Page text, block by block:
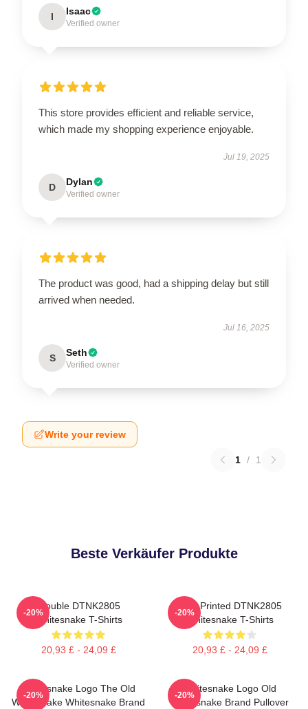
I Isaac
Verified owner
This store provides efficient and reliable service,
which made my shopping experience enjoyable.
Jul 19, 2025
D Dylan
Verified owner
The product was good, had a shipping delay but still
arrived when needed.
Jul 16, 2025
S Seth
Verified owner
Write your review
1 / 1
Beste Verkäufer Produkte
Trouble DTNK2805
Whitesnake T-Shirts
20,93 £ - 24,09 £
-20%
New Printed DTNK2805
Whitesnake T-Shirts
20,93 £ - 24,09 £
-20%
Whitesnake Logo The Old
Whitesnake Whitesnake Brand
-20%
Whitesnake Logo Old
Whitesnake Brand Pullover
-20%